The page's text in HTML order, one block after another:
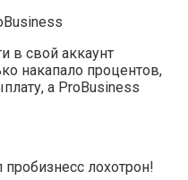
в свой аккаунт
накапало процентов,
а ProBusiness
лохотрон!